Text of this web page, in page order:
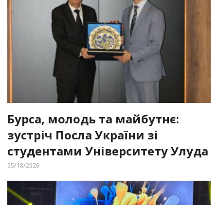
Бурса, молодь та майбутнє:
зустріч Посла України зі
студентами Університету Улуда
05/18/2026